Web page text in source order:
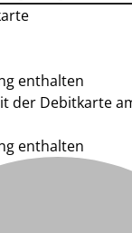
enthalten
der Debitkarte
enthalten